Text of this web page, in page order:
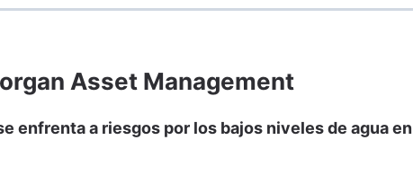
Asset Management
enfrenta a riesgos por los bajos niveles de agua en